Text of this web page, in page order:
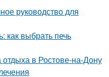
руководство для
как выбрать печь
в Ростове-на-Дону